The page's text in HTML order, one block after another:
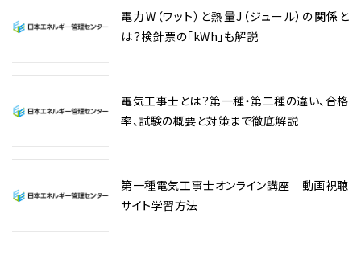
電力W（ワット）と熱量J（ジュール）の関係と
は？検針票の「kWh」も解説
電気工事士とは？第一種・第二種の違い、合格
率、試験の概要と対策まで徹底解説
第一種電気工事士オンライン講座 動画視聴
サイト学習方法